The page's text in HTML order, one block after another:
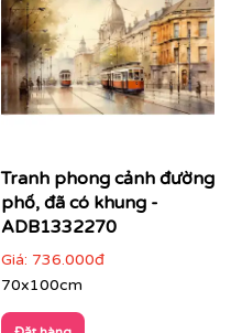
Tranh phong cảnh đường
phố, đã có khung -
ADB1332270
Giá: 736.000đ
70x100cm